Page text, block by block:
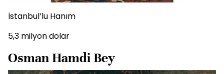
İstanbul’lu Hanım
5,3 milyon dolar
Osman Hamdi Bey